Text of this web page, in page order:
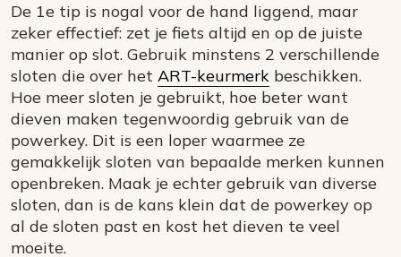
De 1e tip is nogal voor de hand liggend, maar
zeker effectief: zet je fiets altijd en op de juiste
manier op slot. Gebruik minstens 2 verschillende
sloten die over het ART-keurmerk beschikken.
Hoe meer sloten je gebruikt, hoe beter want
dieven maken tegenwoordig gebruik van de
powerkey. Dit is een loper waarmee ze
gemakkelijk sloten van bepaalde merken kunnen
openbreken. Maak je echter gebruik van diverse
sloten, dan is de kans klein dat de powerkey op
al de sloten past en kost het dieven te veel
moeite.